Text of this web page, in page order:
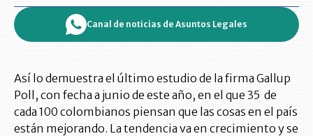
Canal de noticias de Asuntos Legales
Así lo demuestra el último estudio de la firma Gallup
Poll, con fecha a junio de este año, en el que 35 de
cada 100 colombianos piensan que las cosas en el país
están mejorando. La tendencia va en crecimiento y se